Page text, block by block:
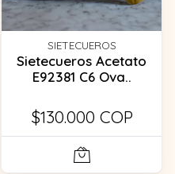
SIETECUEROS
Sietecueros Acetato
E92381 C6 Ova..
$130.000 COP